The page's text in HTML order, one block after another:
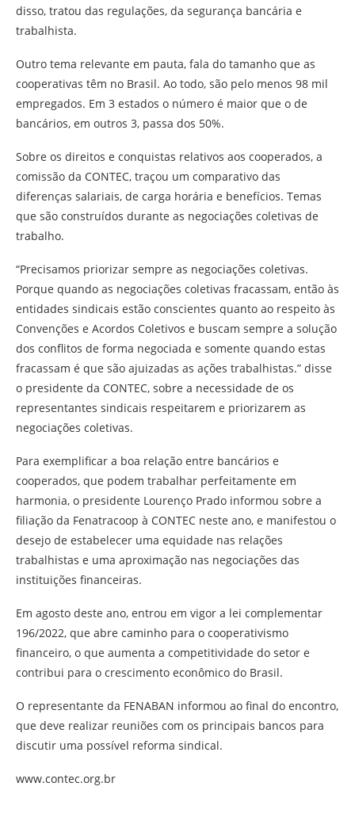
disso, tratou das regulações, da segurança bancária e
trabalhista.
Outro tema relevante em pauta, fala do tamanho que as
cooperativas têm no Brasil. Ao todo, são pelo menos 98 mil
empregados. Em 3 estados o número é maior que o de
bancários, em outros 3, passa dos 50%.
Sobre os direitos e conquistas relativos aos cooperados, a
comissão da CONTEC, traçou um comparativo das
diferenças salariais, de carga horária e benefícios. Temas
que são construídos durante as negociações coletivas de
trabalho.
“Precisamos priorizar sempre as negociações coletivas.
Porque quando as negociações coletivas fracassam, então às
entidades sindicais estão conscientes quanto ao respeito às
Convenções e Acordos Coletivos e buscam sempre a solução
dos conflitos de forma negociada e somente quando estas
fracassam é que são ajuizadas as ações trabalhistas.” disse
o presidente da CONTEC, sobre a necessidade de os
representantes sindicais respeitarem e priorizarem as
negociações coletivas.
Para exemplificar a boa relação entre bancários e
cooperados, que podem trabalhar perfeitamente em
harmonia, o presidente Lourenço Prado informou sobre a
filiação da Fenatracoop à CONTEC neste ano, e manifestou o
desejo de estabelecer uma equidade nas relações
trabalhistas e uma aproximação nas negociações das
instituições financeiras.
Em agosto deste ano, entrou em vigor a lei complementar
196/2022, que abre caminho para o cooperativismo
financeiro, o que aumenta a competitividade do setor e
contribui para o crescimento econômico do Brasil.
O representante da FENABAN informou ao final do encontro,
que deve realizar reuniões com os principais bancos para
discutir uma possível reforma sindical.
www.contec.org.br